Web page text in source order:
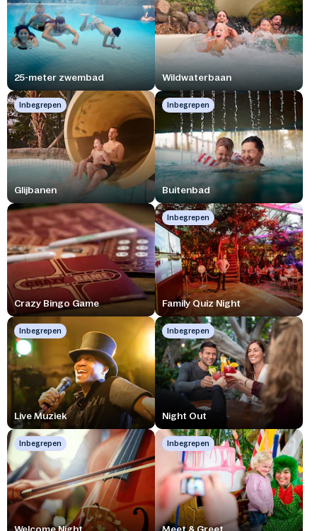
25-meter zwembad Wildwaterbaan
Inbegrepen
Glijbanen
Inbegrepen
Buitenbad
Crazy Bingo Game
Inbegrepen
Family Quiz Night
Inbegrepen
Live Muziek
Inbegrepen
Night Out
Inbegrepen Inbegrepen